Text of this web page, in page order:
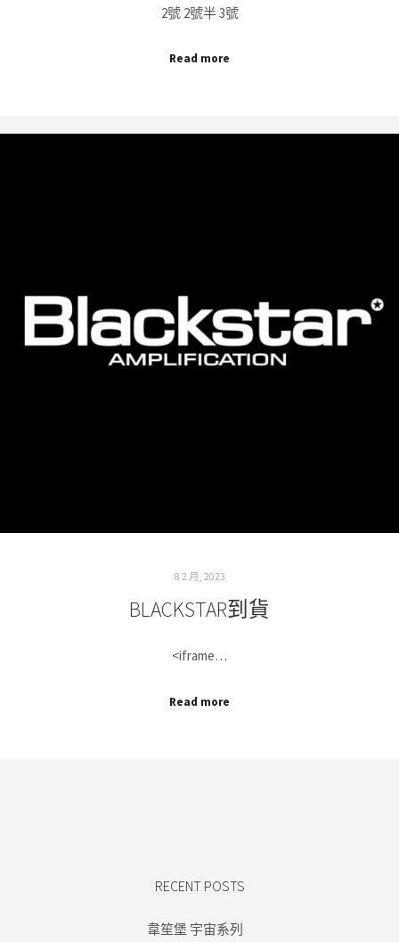
2號 2號半 3號
Read more
8 2 月, 2023
BLACKSTAR到貨
<iframe…
Read more
RECENT POSTS
韋笙堡 宇宙系列